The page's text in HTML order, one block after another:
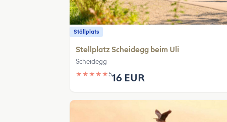
Ställplats
Stellplatz Scheidegg beim Uli
Scheidegg
★ ★ ★ ★ ★516 EUR